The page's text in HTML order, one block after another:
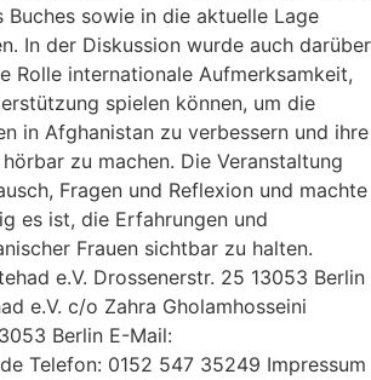
Buches sowie in die aktuelle Lage
In der Diskussion wurde auch darüber
Rolle internationale Aufmerksamkeit,
spielen können, um die
in Afghanistan zu verbessern und ihre
zu machen. Die Veranstaltung
Fragen und Reflexion und machte
es ist, die Erfahrungen und
Frauen sichtbar zu halten.
e.V. Drossenerstr. 25 13053 Berlin
e.V. c/o Zahra Gholamhosseini
Berlin E-Mail:
Telefon: 0152 547 35249 Impressum​